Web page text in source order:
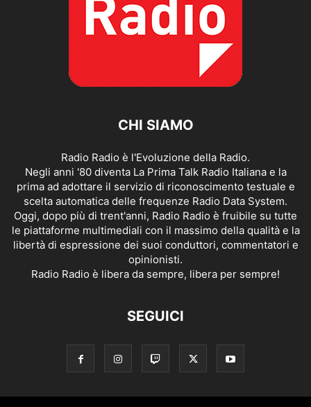
CHI SIAMO
Radio Radio è l'Evoluzione della Radio.
Negli anni '80 diventa La Prima Talk Radio Italiana e la
prima ad adottare il servizio di riconoscimento testuale e
scelta automatica delle frequenze Radio Data System.
Oggi, dopo più di trent'anni, Radio Radio è fruibile su tutte
le piattaforme multimediali con il massimo della qualità e la
libertà di espressione dei suoi conduttori, commentatori e
opinionisti.
Radio Radio è libera da sempre, libera per sempre!
SEGUICI